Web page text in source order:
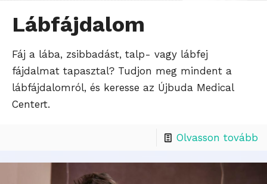
Lábfájdalom
Fáj a lába, zsibbadást, talp- vagy lábfej
fájdalmat tapasztal? Tudjon meg mindent a
lábfájdalomról, és keresse az Újbuda Medical
Centert.
Olvasson tovább